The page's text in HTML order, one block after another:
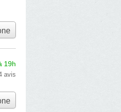
19h
avis